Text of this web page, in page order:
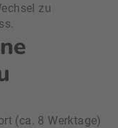
zu
(ca. 8 Werktage)